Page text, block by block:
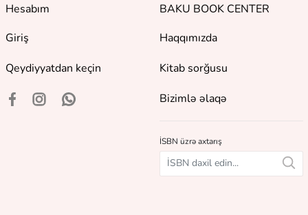
Hesabım
Giriş
Qeydiyyatdan keçin
BAKU BOOK CENTER
Haqqımızda
Kitab sorğusu
Bizimlə əlaqə
İSBN üzrə axtarış